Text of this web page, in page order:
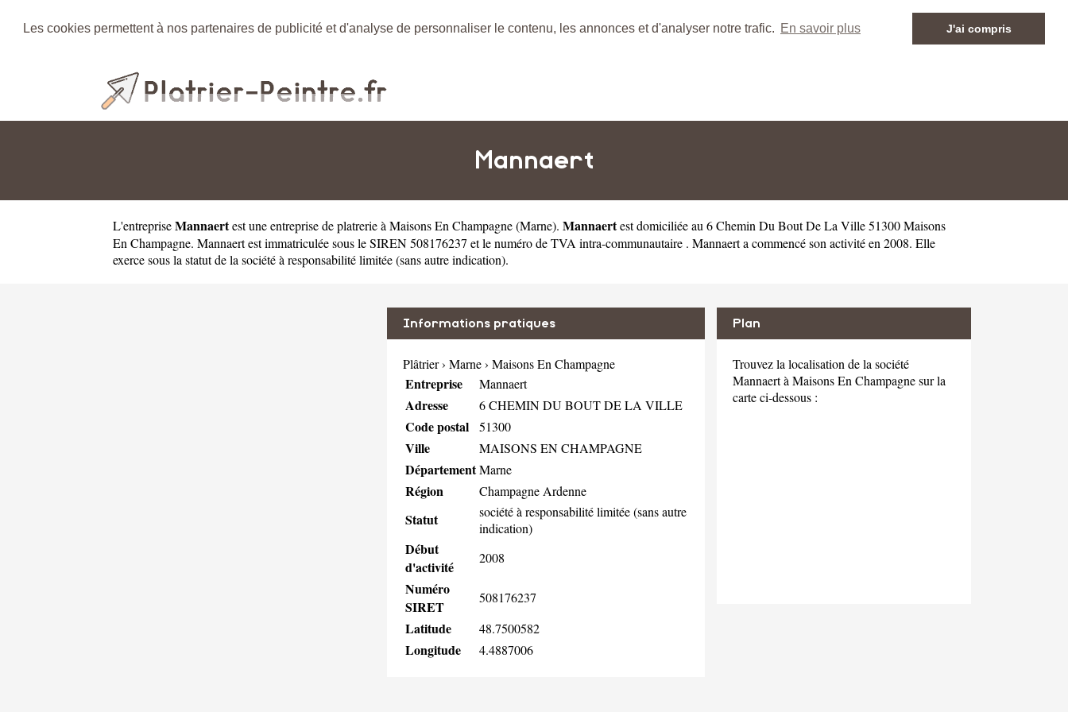
Les cookies permettent à nos partenaires de publicité et d'analyse de personnaliser le contenu, les annonces et d'analyser notre trafic. En savoir plus J'ai compris
Mannaert
L'entrepriseMannaertest uneentreprise de platrerie à Maisons En Champagne(Marne). Mannaertest domiciliée au 6 Chemin Du Bout De La Ville 51300 Maisons
En Champagne. Mannaert est immatriculée sous le SIREN 508176237 et le numéro de TVA intra-communautaire . Mannaert a commencé son activité en 2008. Elle
exerce sous la statut de la société à responsabilité limitée (sans autre indication).
Informations pratiques
Plâtrier› Marne› Maisons En Champagne
Entreprise Mannaert
Adresse 6 CHEMIN DU BOUT DE LA VILLE
Code postal 51300
Ville MAISONS EN CHAMPAGNE
DépartementMarne
Région Champagne Ardenne
Statut
société à responsabilité limitée (sans autre
indication)
Début
d'activité
2008
Numéro
SIRET
508176237
Latitude 48.7500582
Longitude 4.4887006
Plan
Trouvez la localisation de la société
Mannaert à Maisons En Champagne sur la
carte ci-dessous :